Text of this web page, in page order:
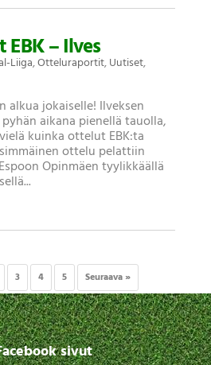
– Ilves
Liiga,Otteluraportit,Uutiset,
alkua jokaiselle! Ilveksen
aikana pienellä tauolla,
kuinka ottelut EBK:ta
ottelu pelattiin
Opinmäen tyylikkäällä
3 4 5 Seuraava »
sivut